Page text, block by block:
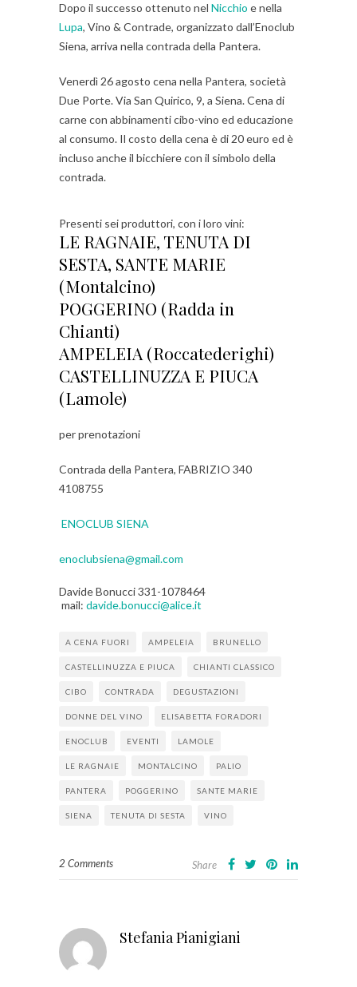
Dopo il successo ottenuto nel Nicchio e nella
Lupa, Vino & Contrade, organizzato dall’Enoclub
Siena, arriva nella contrada della Pantera.
Venerdì 26 agosto cena nella Pantera, società
Due Porte. Via San Quirico, 9, a Siena. Cena di
carne con abbinamenti cibo-vino ed educazione
al consumo. Il costo della cena è di 20 euro ed è
incluso anche il bicchiere con il simbolo della
contrada.
Presenti sei produttori, con i loro vini:
LE RAGNAIE, TENUTA DI
SESTA, SANTE MARIE
(Montalcino)
POGGERINO (Radda in
Chianti)
AMPELEIA (Roccatederighi)
CASTELLINUZZA E PIUCA
(Lamole)
per prenotazioni
Contrada della Pantera, FABRIZIO 340
4108755
ENOCLUB SIENA
enoclubsiena@gmail.com
Davide Bonucci 331-1078464
mail: davide.bonucci@alice.it
A CENA FUORI AMPELEIA BRUNELLO
CASTELLINUZZA E PIUCA CHIANTI CLASSICO
CIBO CONTRADA DEGUSTAZIONI
DONNE DEL VINO ELISABETTA FORADORI
ENOCLUB EVENTI LAMOLE
LE RAGNAIE MONTALCINO PALIO
PANTERA POGGERINO SANTE MARIE
SIENA TENUTA DI SESTA VINO
2 Comments Share
Stefania Pianigiani